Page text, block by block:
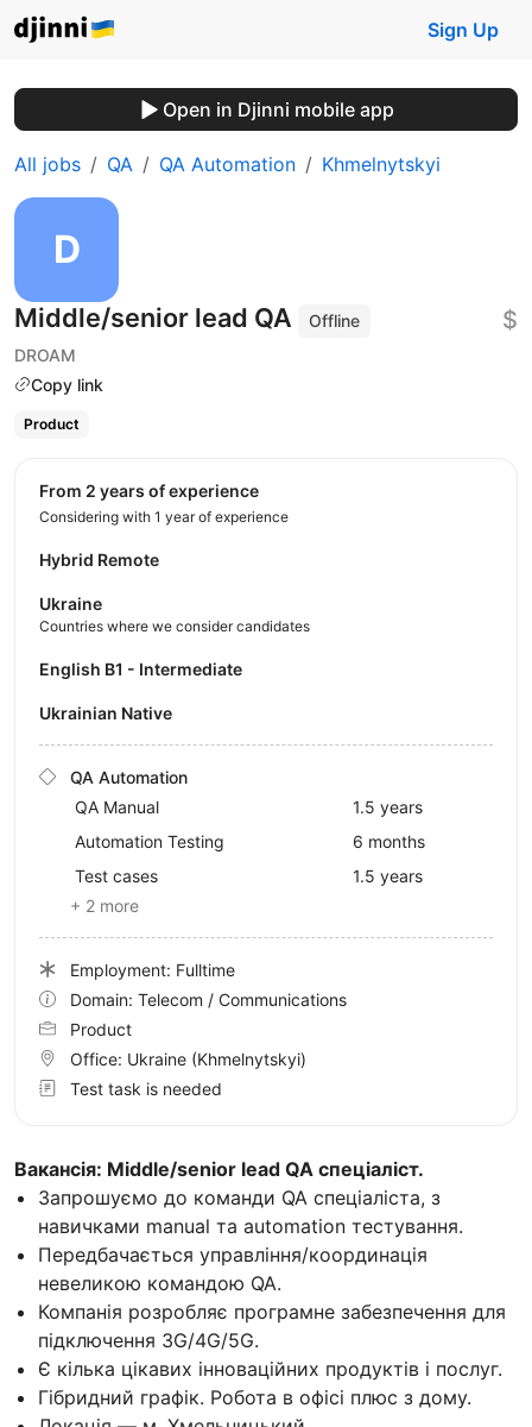
Sign Up
Open in Djinni mobile app
All jobs QA QA Automation Khmelnytskyi
Middle/senior lead QA
Offline
DROAM
Copy link
$
Product
Вакансія: Middle/senior lead QA спеціаліст.
Запрошуємо до команди QA спеціаліста, з
навичками manual та automation тестування.
Передбачається управління/координація
невеликою командою QA.
Компанія розробляє програмне забезпечення для
підключення 3G/4G/5G.
Є кілька цікавих інноваційних продуктів і послуг.
Гібридний графік. Робота в офісі плюс з дому.
from 2 years of experience
Considering with 1 year of experience
Hybrid Remote
Ukraine
Countries where we consider candidates
English B1 - Intermediate
Ukrainian Native
QA Automation
QA Manual
1.5 years
Automation Testing
6 months
Test cases
1.5 years
+ 2 more
Employment: Fulltime
Domain: Telecom / Communications
Product
Office: Ukraine (Khmelnytskyi)
Test task is needed